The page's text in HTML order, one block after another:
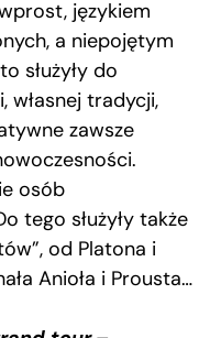
językiem
a niepojętym
służyły do
własnej tradycji,
zawsze
osób
tego służyły także
od Platona i
Anioła i Prousta…